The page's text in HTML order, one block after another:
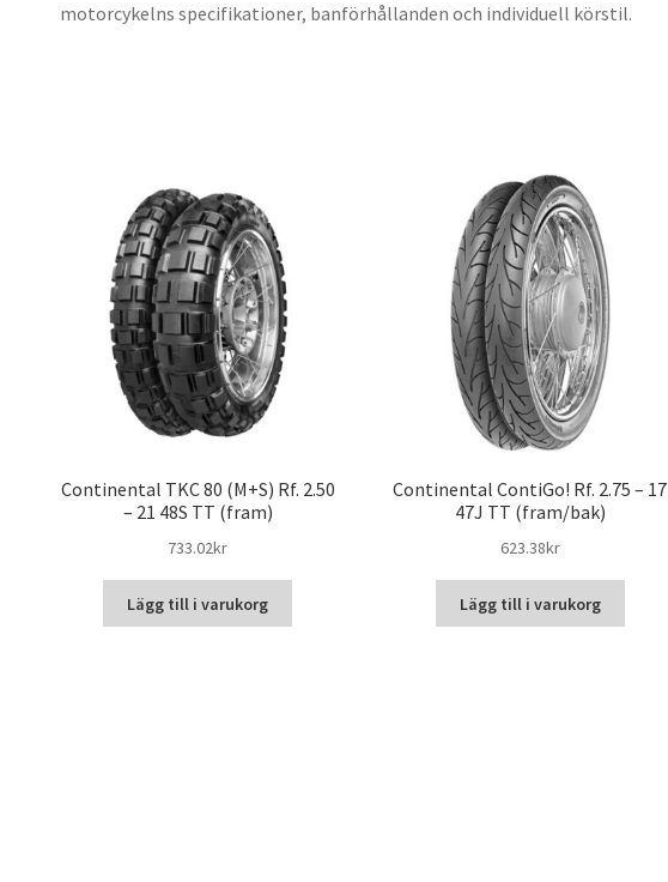
motorcykelns specifikationer, banförhållanden och individuell körstil.
Continental TKC 80 (M+S) Rf. 2.50
– 21 48S TT (fram)
733.02kr
Lägg till i varukorg
Continental ContiGo! Rf. 2.75 – 17
47J TT (fram/bak)
623.38kr
Lägg till i varukorg